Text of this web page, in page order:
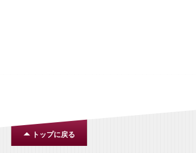
トップに戻る